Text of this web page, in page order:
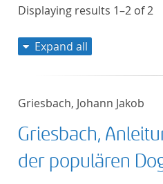
Displaying results 1–2 of2
Expand all
Griesbach, Johann Jakob
Griesbach,
der populären